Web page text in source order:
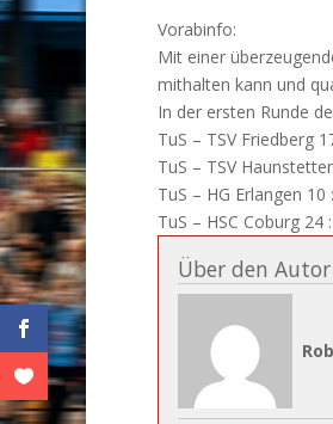
Vorabinfo:
Mit einer
mithalten kann und
In der ersten Runde
TuS – TSV Friedberg
TuS – TSV
TuS – HG Erlangen 10
TuS – HSC Coburg 24
Über den Autor